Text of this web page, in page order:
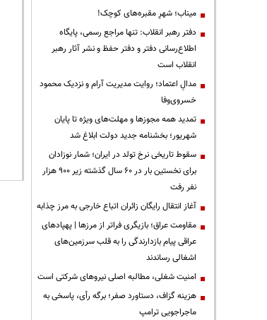
میناب؛ شهرِ مقبره‌های کوچک!
دفتر رهبر انقلاب: تنها مراجع رسمی، پایگاه
اطلاع‌رسانی دفتر و دفتر حفظ و نشر آثار رهبر
انقلاب است
مدالِ اعتماد؛ روایت مدیریت آرام و نزدیک محمود
خسروی‌وفا
تمدید همه مجوزها و مهلت‌های ویژه تا پایان
شهریور؛ بخشنامه جدید دولت ابلاغ شد
سقوط تاریخی نرخ تولد در ایران؛ شمار نوزادان
برای نخستین بار در ۶۰ سال گذشته زیر ۹۰۰ هزار
نفر رفت
آغاز انتقال رایگان زائران اتباع خارجی به مرز چذابه
مقاومت عراق؛ بازیگری فراتر از مرزها | پهپادهای
عراقی پیام بازدارندگی را به قلب سرزمین‌های
اشغالی رساندند
‌امنیت شغلی، مطالبه اصلی نیروهای شرکتی است
هزینه گزاف، دستاورد صفر؛ برگه رأی، پاسخی به
ماجراجویی ترامپ